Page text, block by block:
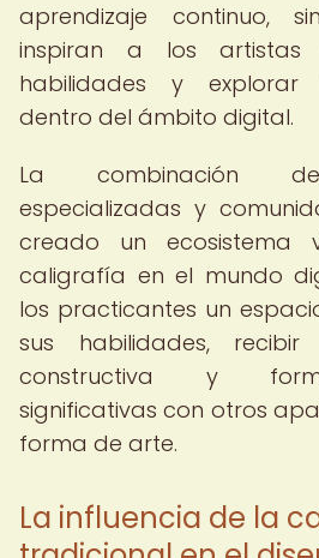
aprendizaje continuo,
inspiran a los artistas
habilidades y explorar
dentro del ámbito digital.
La combinación de
especializadas y
creado un ecosistema
caligrafía en el mundo
los practicantes un
sus habilidades, recibir
constructiva y
significativas con otros
forma de arte.
La influencia de la